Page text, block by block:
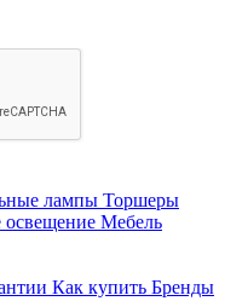
лампы Торшеры
освещение Мебель
Как купить Бренды